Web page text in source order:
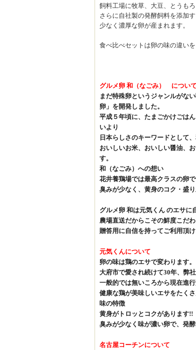
飼料工場に牧草、大豆、とうも
さらに自社製の発酵飼料を添加
少なく濃厚な卵が産まれます。
食べ比べセットは卵の味の違い
グルメ卵 和（なごみ） について
まだ特殊卵というジャンルがな
卵」を開発しました。
平成５年頃に、たまごかけごは
いより
日本らしさのキーワードとして
おいしいお米、おいしい醤油、
す。
和（なごみ）への想い
花井養鶏場では最高クラスの卵で
臭みが少なく、黄身のコク・盛
グルメ卵 和は元気くん のエサに
農場直送だからこその鮮度こだ
贈答用に自信を持ってご利用頂
元気くんについて
卵の味は鶏のエサで変わります。
大府市で愛され続けて30年、弊
一般的では無いころから現在進
健康な鶏が美味しいエサをたく
味の特徴
黄身がトロッとコクがあります!!
臭みが少なく味が濃い卵で、発
名古屋コーチンについて